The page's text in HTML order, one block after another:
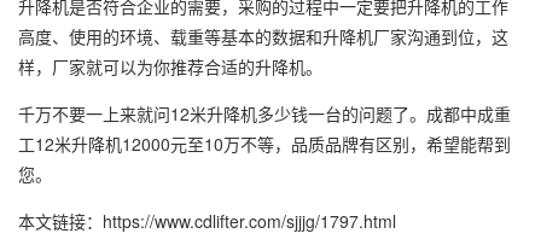
升降机是否符合企业的需要，采购的过程中一定要把升降机的工作
高度、使用的环境、载重等基本的数据和升降机厂家沟通到位，这
样，厂家就可以为你推荐合适的升降机。
千万不要一上来就问12米升降机多少钱一台的问题了。成都中成重
工12米升降机12000元至10万不等，品质品牌有区别，希望能帮到
您。
本文链接：https://www.cdlifter.com/sjjjg/1797.html